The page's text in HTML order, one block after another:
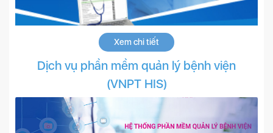
Xem chi tiết
Dịch vụ phần mềm quản lý bệnh viện
(VNPT HIS)